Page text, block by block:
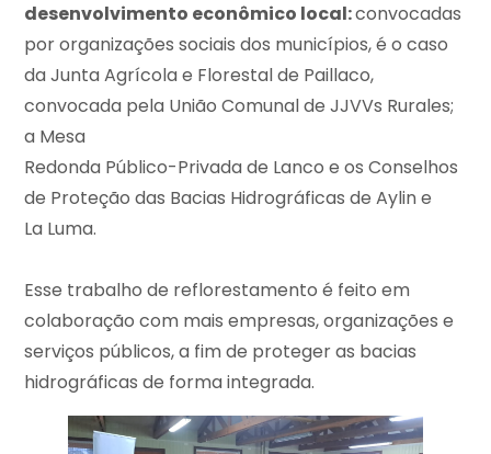
desenvolvimento econômico local:convocadas
por organizações sociais dos municípios, é o caso
da Junta Agrícola e Florestal de Paillaco,
convocada pela União Comunal de JJVVs Rurales;
a Mesa
Redonda Público-Privada de Lanco e os Conselhos
de Proteção das Bacias Hidrográficas de Aylin e
La Luma.
Esse trabalho de reflorestamento é feito em
colaboração com mais empresas, organizações e
serviços públicos, a fim de proteger as bacias
hidrográficas de forma integrada.